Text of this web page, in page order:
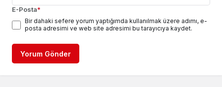
E-Posta*
Bir dahaki sefere yorum yaptığımda kullanılmak üzere adımı, e-
posta adresimi ve web site adresimi bu tarayıcıya kaydet.
Yorum Gönder